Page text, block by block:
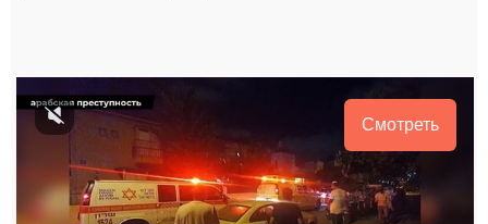
Смотреть